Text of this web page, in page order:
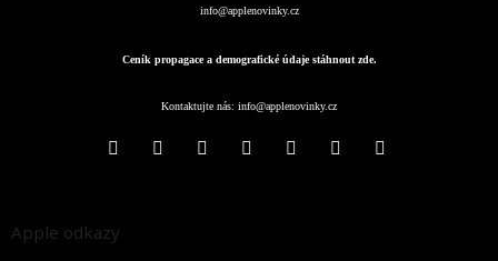
info@applenovinky.cz
Ceník propagace a demografické údaje stáhnout zde.
Kontaktujte nás: info@applenovinky.cz
Apple odkazy